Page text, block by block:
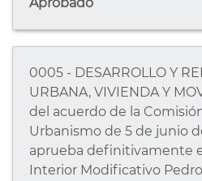
0005 - DESARROLLO Y
URBANA, VIVIENDA Y
del acuerdo de la
Urbanismo de 5 de junio
aprueba definitivamente
Interior Modificativo